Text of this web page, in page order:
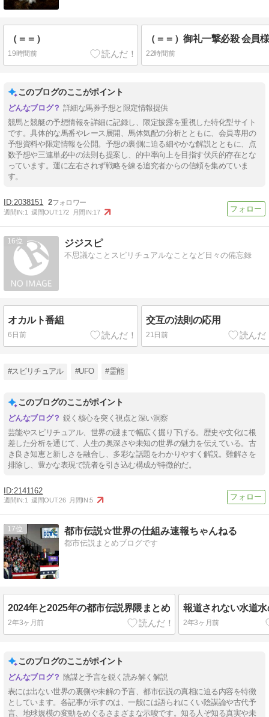
（＝＝）
19時間前 22時間前
このブログのここがポイント
詳細な馬券予想と限定情報提供
競馬と競艇の予想情報を詳細に記録し、限定披露を重視した特化型サイト
です。具体的な馬番やレース展開、馬体気配の分析とともに、会員専用の
予想資料や限定情報を公開。予想の裏側に迫る細やかな解説とともに、点
数予想や三連単必中の法則も提案し、的中率向上を目指す伏兵的存在とな
っています。運に左右されず戦略を練る追究者からの信頼を集めていま
す。
2038151 2
週間IN:1 週間OUT:172 月間IN:17
16 ジジスピ
不思議なことスピリチュアルなことなど日々の備忘録
オカルト番組
6日前
交互の法則の応用
21日前
#スピリチュアル #UFO #霊能
このブログのここがポイント
鋭く核心を突く視点と深い洞察
芸能やスピリチュアル、世界の謎まで幅広く掘り下げる。歴史や文化に根
差した分析を通じて、人生の奥深さや未知の世界の魅力を伝えている。古
き良き知恵と新しさを融合し、多彩な話題をわかりやすく解説。難解さを
排除し、豊かな表現で読者を引き込む構成が特徴的だ。
2141162
週間IN:1 週間OUT:26 月間IN:5
17 都市伝説☆世界の仕組み速報ちゃんねる
都市伝説まとめブログです
2024年と2025年の都市伝説界隈まとめ
2年3ヶ月前
報道されない水道
2年3ヶ月前
このブログのここがポイント
陰謀と予言を鋭く読み解く解説
表には出ない世界の裏側や未解の予言、都市伝説の真相に迫る内容を特徴
としています。各記事が示すのは、一般には語られにくい陰謀論や古代予
言、地球規模の変動をめぐるさまざまな示唆です。知る人ぞ知る真実や未